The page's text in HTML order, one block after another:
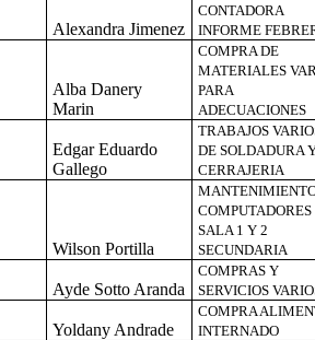
Alexandra Jimenez
CONTADORA
INFORME
Alba Danery
Marin
COMPRA DE
MATERIALES
PARA
ADECUACIONES
Edgar Eduardo
Gallego
TRABAJOS
DE SOLDADURA
CERRAJERIA
Wilson Portilla
COMPUTADORES
SALA 1 Y 2
SECUNDARIA
Ayde Sotto Aranda
COMPRAS Y
SERVICIOS
Yoldany Andrade
COMPRA
INTERNADO